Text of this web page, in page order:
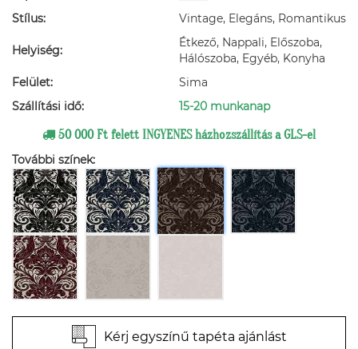
Stílus:
Vintage, Elegáns, Romantikus
Helyiség:
Étkező, Nappali, Előszoba,
Hálószoba, Egyéb, Konyha
Felület:
Sima
Szállítási idő:
15-20 munkanap
50 000 Ft felett INGYENES házhozszállítás a GLS-el
További színek:
Kérj egyszínű tapéta ajánlást